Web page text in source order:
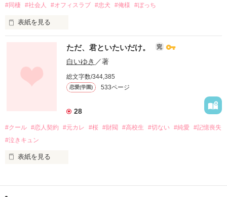
#同棲 #社会人 #オフィスラブ #忠犬 #俺様 #ぼっち
表紙を見る
「待って！！ ソラ君玄関で寝ないで！！ せめてベッド行
「んー分かった分かったまた今度ね」
ただいま同棲中の私の彼氏、
ただ、君といたいだけ。 完
白いゆき ／著
総文字数/344,385
恋愛(学園) 533ページ
28
#クール #恋人契約 #元カレ #桜 #財閥 #高校生 #切ない #純愛 #記憶喪失
#泣きキュン
表紙を見る